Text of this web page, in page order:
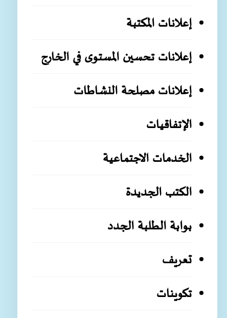
إعلانات المكتبة
إعلانات تحسين المستوى في الخارج
إعلانات مصلحة النشاطات
الإتفاقيات
الخدمات الاجتماعية
الكتب الجديدة
بوابة الطلبة الجدد
تعريف
تكوينات